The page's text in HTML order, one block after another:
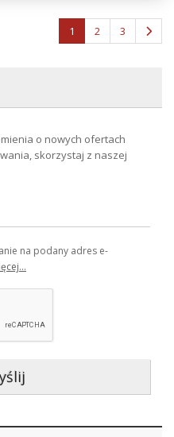
1 2 3
o nowych ofertach
skorzystaj z naszej
na podany adres e-